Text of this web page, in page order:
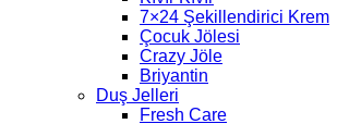
7×24 Şekillendirici Krem
Çocuk Jölesi
Crazy Jöle
Briyantin
Duş Jelleri
Fresh Care